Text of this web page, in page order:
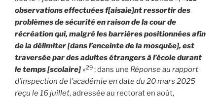
observations effectuées f[aisaie]nt ressortir des
problèmes de sécurité en raison de la cour de
récréation qui, malgré les barrières positionnées afin
de la délimiter [dans l’enceinte de la mosquée], est
traversée par des adultes étrangers à l’école durant
le temps [scolaire] »29 ; dans une Réponse au rapport
d’inspection de l’académie en date du 20 mars 2025
reçu le 16 juillet, adressée au rectorat en août,